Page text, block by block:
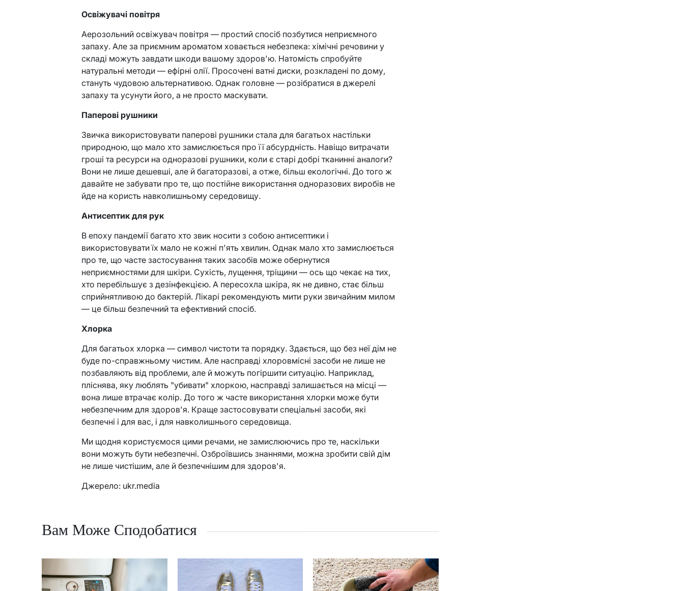
Освіжувачі повітря
Аерозольний освіжувач повітря — простий спосіб позбутися неприємного
запаху. Але за приємним ароматом ховається небезпека: хімічні речовини у
складі можуть завдати шкоди вашому здоров'ю. Натомість спробуйте
натуральні методи — ефірні олії. Просочені ватні диски, розкладені по дому,
стануть чудовою альтернативою. Однак головне — розібратися в джерелі
запаху та усунути його, а не просто маскувати.
Паперові рушники
Звичка використовувати паперові рушники стала для багатьох настільки
природною, що мало хто замислюється про її абсурдність. Навіщо витрачати
гроші та ресурси на одноразові рушники, коли є старі добрі тканинні аналоги?
Вони не лише дешевші, але й багаторазові, а отже, більш екологічні. До того ж
давайте не забувати про те, що постійне використання одноразових виробів не
йде на користь навколишньому середовищу.
Антисептик для рук
В епоху пандемії багато хто звик носити з собою антисептики і
використовувати їх мало не кожні п'ять хвилин. Однак мало хто замислюється
про те, що часте застосування таких засобів може обернутися
неприємностями для шкіри. Сухість, лущення, тріщини — ось що чекає на тих,
хто перебільшує з дезінфекцією. А пересохла шкіра, як не дивно, стає більш
сприйнятливою до бактерій. Лікарі рекомендують мити руки звичайним милом
— це більш безпечний та ефективний спосіб.
Хлорка
Для багатьох хлорка — символ чистоти та порядку. Здається, що без неї дім не
буде по-справжньому чистим. Але насправді хлоровмісні засоби не лише не
позбавляють від проблеми, але й можуть погіршити ситуацію. Наприклад,
пліснява, яку люблять "убивати" хлоркою, насправді залишається на місці —
вона лише втрачає колір. До того ж часте використання хлорки може бути
небезпечним для здоров'я. Краще застосовувати спеціальні засоби, які
безпечні і для вас, і для навколишнього середовища.
Ми щодня користуємося цими речами, не замислюючись про те, наскільки
вони можуть бути небезпечні. Озброївшись знаннями, можна зробити свій дім
не лише чистішим, але й безпечнішим для здоров'я.
Джерело: ukr.media
Вам Може Сподобатися